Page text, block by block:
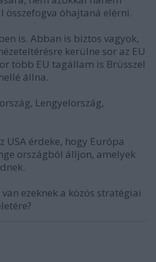
óhajtaná elérni.
is. Abban is biztos vagyok,
kerülne sor az EU
több EU tagállam is Brüsszel
állna.
Lengyelország,
USA érdeke, hogy Európa
országból álljon, amelyek
ezeknek a közös stratégiai